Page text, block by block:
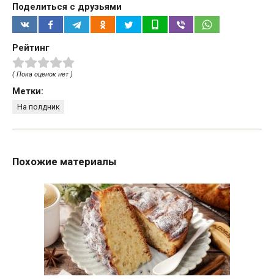
Поделиться с друзьями
Рейтинг
( Пока оценок нет )
Метки:
На полдник
Похожие материалы